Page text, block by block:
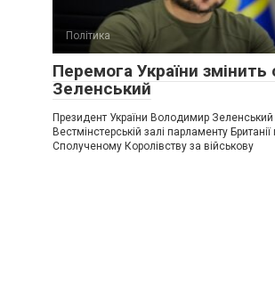
Політика
Перемога України змінить
Зеленський
Президент України Володимир
Вестмінстерській залі парламенту
Сполученому Королівству за військову